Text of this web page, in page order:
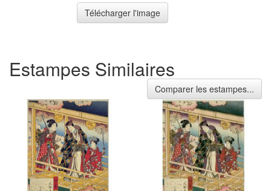
Télécharger l'image
Estampes Similaires
Comparer les estampes...